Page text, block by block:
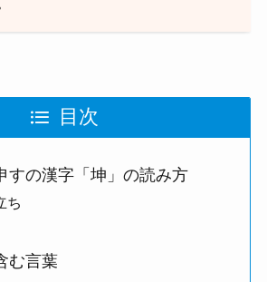
目次
すの漢字「坤」の読み方
ち
む言葉